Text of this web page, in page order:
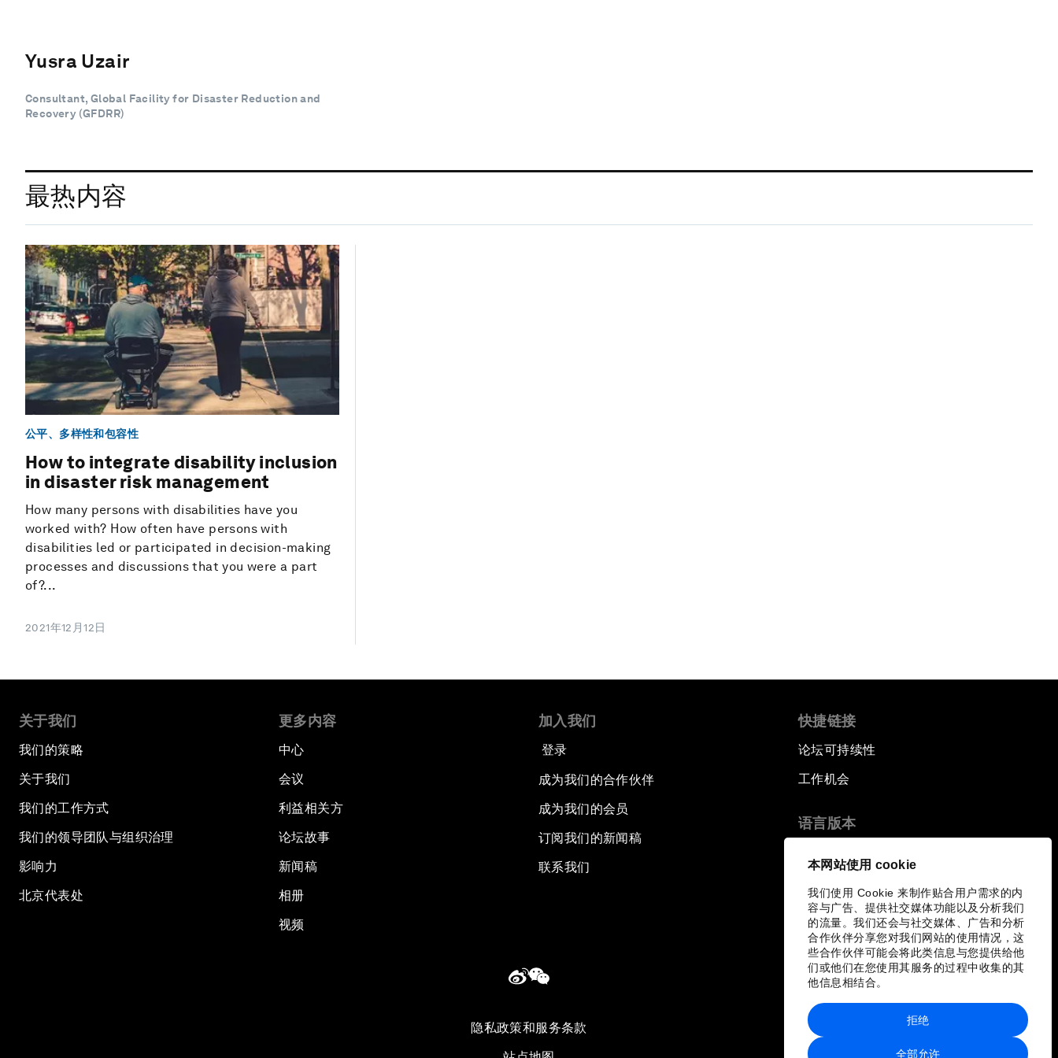
本网站使用 cookie
我们使用 Cookie 来制作贴合用户需求的内
容与广告、提供社交媒体功能以及分析我们
的流量。我们还会与社交媒体、广告和分析
合作伙伴分享您对我们网站的使用情况，这
些合作伙伴可能会将此类信息与您提供给他
们或他们在您使用其服务的过程中收集的其
他信息相结合。
全部允许
拒绝
Yusra Uzair
Consultant, Global Facility for Disaster Reduction and
Recovery (GFDRR)
最热内容
公平、多样性和包容性
How to integrate disability inclusion
in disaster risk management
How many persons with disabilities have you
worked with? How often have persons with
disabilities led or participated in decision-making
processes and discussions that you were a part
of?...
2021年12月12日
关于我们
我们的策略
关于我们
我们的工作方式
我们的领导团队与组织治理
影响力
北京代表处
更多内容
中心
会议
利益相关方
论坛故事
新闻稿
相册
视频
加入我们
登录
成为我们的合作伙伴
成为我们的会员
订阅我们的新闻稿
联系我们
快捷链接
论坛可持续性
工作机会
语言版本
隐私政策和服务条款